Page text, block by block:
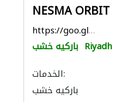
NESMA ORBIT
https://goo.gl/maps/zJPSB9c9W2kttTsK8
باركيه خشب Riyadh
الخدمات:
باركيه خشب